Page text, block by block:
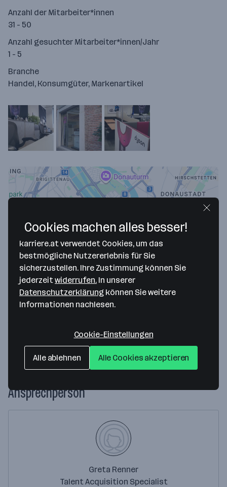
Anzahl der Mitarbeiter*innen
31 - 50
Anzahl gesuchter Mitarbeiter*innen/Jahr
1 - 5
Branche
Handel, Konsumgüter, Markenartikel
Dyson Austria GmbH
Website
Ansprechperson
Greta Renner
Talent Acquisition Specialist
Cookies machen alles besser!
karriere.at verwendet Cookies, um das
bestmögliche Nutzererlebnis für Sie
sicherzustellen. Ihre Zustimmung können Sie
jederzeit widerrufen. In unserer
Datenschutzerklärung können Sie weitere
Informationen nachlesen.
Cookie-Einstellungen
Alle ablehnen Alle Cookies akzeptieren